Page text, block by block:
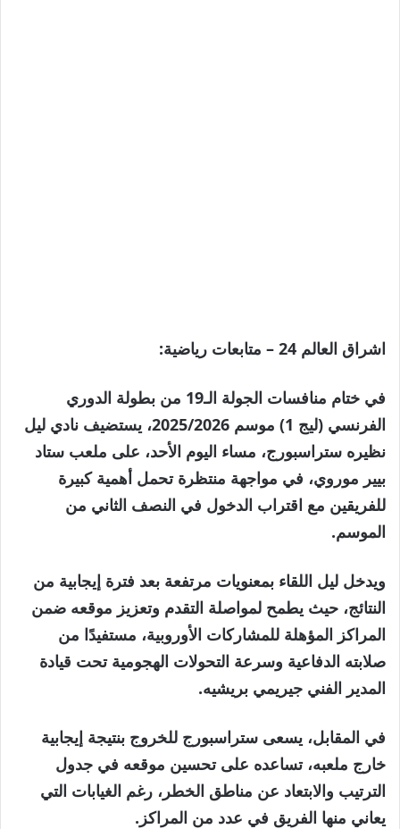
اشراق العالم 24 – متابعات رياضية:
في ختام منافسات الجولة الـ19 من بطولة الدوري
الفرنسي (ليج 1) موسم 2025/2026، يستضيف نادي ليل
نظيره ستراسبورج، مساء اليوم الأحد، على ملعب ستاد
بيير موروي، في مواجهة منتظرة تحمل أهمية كبيرة
للفريقين مع اقتراب الدخول في النصف الثاني من
الموسم.
ويدخل ليل اللقاء بمعنويات مرتفعة بعد فترة إيجابية من
النتائج، حيث يطمح لمواصلة التقدم وتعزيز موقعه ضمن
المراكز المؤهلة للمشاركات الأوروبية، مستفيدًا من
صلابته الدفاعية وسرعة التحولات الهجومية تحت قيادة
المدير الفني جيريمي بريشيه.
في المقابل، يسعى ستراسبورج للخروج بنتيجة إيجابية
خارج ملعبه، تساعده على تحسين موقعه في جدول
الترتيب والابتعاد عن مناطق الخطر، رغم الغيابات التي
يعاني منها الفريق في عدد من المراكز.